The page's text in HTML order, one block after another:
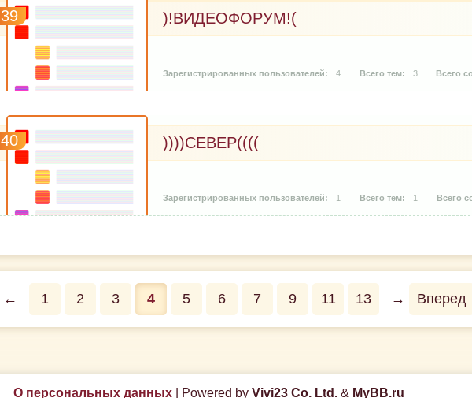
39 )!ВИДЕОФОРУМ!(
4 3
40 ))))СЕВЕР((((
1 1
← 1 2 3 4 5 6 7 9 11 13 → Вперед
О персональных данных| Powered by Vivi23 Co. Ltd.& MyBB.ru